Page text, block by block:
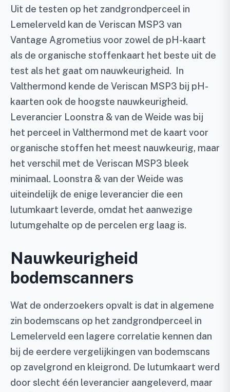
Uit de testen op het zandgrondperceel in
Lemelerveld kan de Veriscan MSP3 van
Vantage Agrometius voor zowel de pH-kaart
als de organische stoffenkaart het beste uit de
test als het gaat om nauwkeurigheid. In
Valthermond kende de Veriscan MSP3 bij pH-
kaarten ook de hoogste nauwkeurigheid.
Leverancier Loonstra & van de Weide was bij
het perceel in Valthermond met de kaart voor
organische stoffen het meest nauwkeurig, maar
het verschil met de Veriscan MSP3 bleek
minimaal. Loonstra & van der Weide was
uiteindelijk de enige leverancier die een
lutumkaart leverde, omdat het aanwezige
lutumgehalte op de percelen erg laag is.
Nauwkeurigheid
bodemscanners
Wat de onderzoekers opvalt is dat in algemene
zin bodemscans op het zandgrondperceel in
Lemelerveld een lagere correlatie kennen dan
bij de eerdere vergelijkingen van bodemscans
op zavelgrond en kleigrond. De lutumkaart werd
door slecht één leverancier aangeleverd, maar